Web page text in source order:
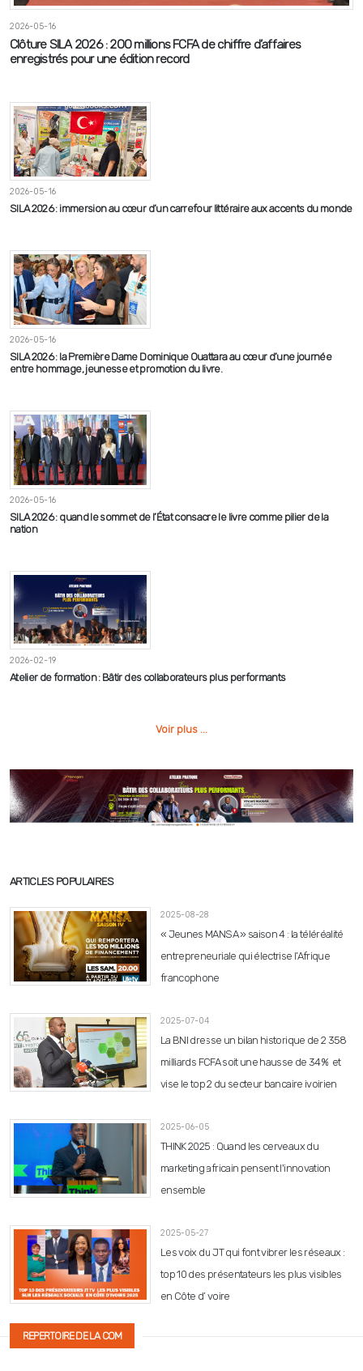
2026-05-16
Clôture SILA 2026 : 200 millions FCFA de chiffre d’affaires
enregistrés pour une édition record
2026-05-16
SILA 2026 : immersion au cœur d’un carrefour littéraire aux accents du monde
2026-05-16
SILA 2026 : la Première Dame Dominique Ouattara au cœur d’une journée
entre hommage, jeunesse et promotion du livre.
2026-05-16
SILA 2026 : quand le sommet de l’État consacre le livre comme pilier de la
nation
2026-02-19
Atelier de formation : Bâtir des collaborateurs plus performants
Voir plus ...
ARTICLES POPULAIRES
2025-08-28
« Jeunes MANSA » saison 4 : la téléréalité
entrepreneuriale qui électrise l’Afrique
francophone
2025-07-04
La BNI dresse un bilan historique de 2 358
milliards FCFA soit une hausse de 34% et
vise le top 2 du secteur bancaire ivoirien
2025-06-05
THINK 2025 : Quand les cerveaux du
marketing africain pensent l'innovation
ensemble
2025-05-27
Les voix du JT qui font vibrer les réseaux :
top 10 des présentateurs les plus visibles
en Côte d’Ivoire
REPERTOIRE DE LA COM